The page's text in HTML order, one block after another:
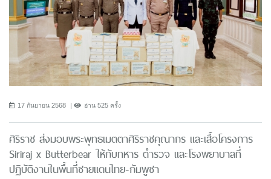
17 กันยายน 2568 อ่าน 525 ครั้ง
ศิริราช ส่งมอบพระพุทธเมตตาศิริราชคุณากร และเสื้อโครงการ
Siriraj x Butterbear ให้กับทหาร ตำรวจ และโรงพยาบาลที่
ปฏิบัติงานในพื้นที่ชายแดนไทย-กัมพูชา